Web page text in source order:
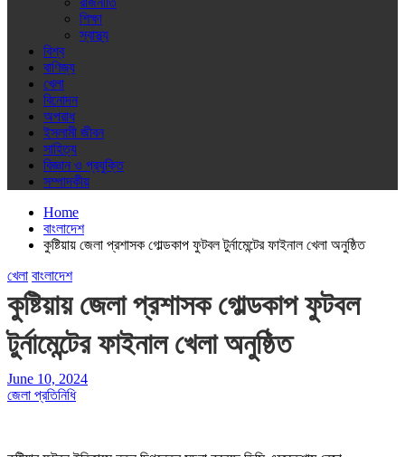
শিক্ষা
স্বাস্থ্য
বিশ্ব
বাণিজ্য
খেলা
বিনোদন
অপরাধ
ইসলামী জীবন
সাহিত্য
বিজ্ঞান ও প্রযুক্তি
সম্পাদকীয়
Home
বাংলাদেশ
কুষ্টিয়ায় জেলা প্রশাসক গোল্ডকাপ ফুটবল টুর্নামেন্টের ফাইনাল খেলা অনুষ্ঠিত
খেলা বাংলাদেশ
কুষ্টিয়ায় জেলা প্রশাসক গোল্ডকাপ ফুটবল
টুর্নামেন্টের ফাইনাল খেলা অনুষ্ঠিত
June 10, 2024
জেলা প্রতিনিধি